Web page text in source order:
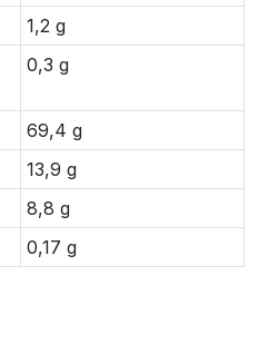
1,2 g
0,3 g
69,4 g
13,9 g
8,8 g
0,17 g